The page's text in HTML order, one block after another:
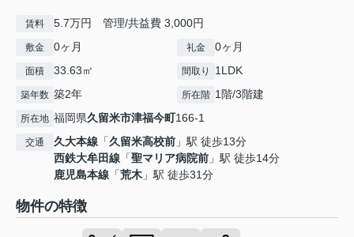
賃料 5.7万円 管理/共益費 3,000円
敷金 0ヶ月 礼金 0ヶ月
面積 33.63㎡ 間取り 1LDK
築年数 築2年 所在階 1階/3階建
所在地 福岡県久留米市津福今町166-1
交通 久大本線 「久留米高校前 」駅 徒歩13分
西鉄大牟田線 「聖マリア病院前 」駅 徒歩14分
鹿児島本線 「荒木 」駅 徒歩31分
物件の特徴